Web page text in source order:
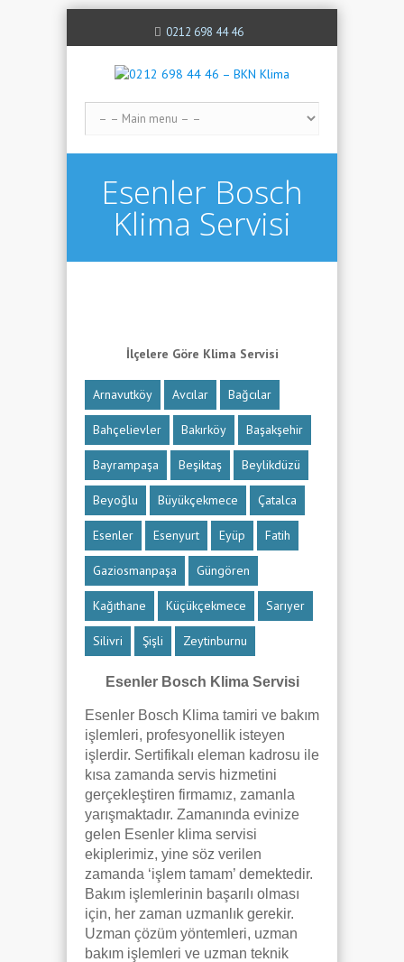
0212 698 44 46
Esenler Bosch
Klima Servisi
İlçelere Göre Klima Servisi
Arnavutköy Avcılar Bağcılar
Bahçelievler Bakırköy Başakşehir
Bayrampaşa Beşiktaş Beylikdüzü
Beyoğlu Büyükçekmece Çatalca
Esenler Esenyurt Eyüp Fatih
Gaziosmanpaşa Güngören
Kağıthane Küçükçekmece Sarıyer
Silivri Şişli Zeytinburnu
Esenler Bosch Klima Servisi
Esenler Bosch Klima tamiri ve bakım
işlemleri, profesyonellik isteyen
işlerdir. Sertifikalı eleman kadrosu ile
kısa zamanda servis hizmetini
gerçekleştiren firmamız, zamanla
yarışmaktadır. Zamanında evinize
gelen Esenler klima servisi
ekiplerimiz, yine söz verilen
zamanda ‘işlem tamam’ demektedir.
Bakım işlemlerinin başarılı olması
için, her zaman uzmanlık gerekir.
Uzman çözüm yöntemleri, uzman
bakım işlemleri ve uzman teknik